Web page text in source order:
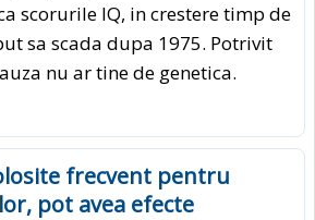
scorurile IQ, in crestere timp de
sa scada dupa 1975. Potrivit
nu ar tine de genetica.
frecvent pentru
pot avea efecte